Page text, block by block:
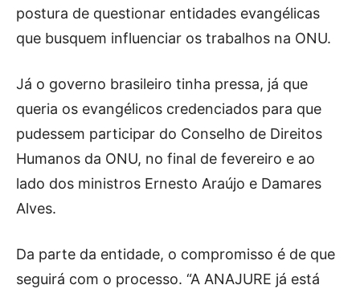
postura de questionar entidades evangélicas
que busquem influenciar os trabalhos na ONU.
Já o governo brasileiro tinha pressa, já que
queria os evangélicos credenciados para que
pudessem participar do Conselho de Direitos
Humanos da ONU, no final de fevereiro e ao
lado dos ministros Ernesto Araújo e Damares
Alves.
Da parte da entidade, o compromisso é de que
seguirá com o processo. “A ANAJURE já está